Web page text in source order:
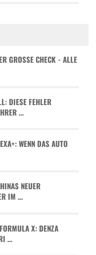
GROSSE CHECK - ALLE D
DIESE FEHLER
…
WENN DAS AUTO
NEUER
IM …
X: DENZA
…